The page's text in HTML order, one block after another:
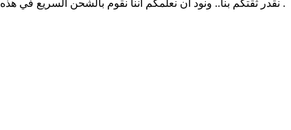
نقدر ثقتكم بنا.. ونود ان نعلمكم اننا نقوم بالشحن السريع في هذه الفترة في مملكة البحرين، وذلك ضمن خطة تحسين خدماتنا، نعمل على تغطية كافة المناطق في كافة دول الخليج العربي قريباً، شكراً لتفهمكم .